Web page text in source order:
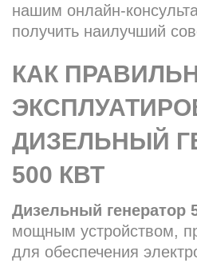
нашим онлайн-
получить наилучший
КАК
ДИЗЕЛЬНЫЙ
500 КВТ
Дизельный генератор
мощным устройством,
для обеспечения